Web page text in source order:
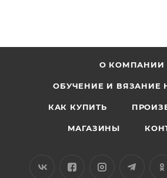
О КОМПАНИИ
ОБУЧЕНИЕ И ВЯЗАНИЕ
КАК КУПИТЬ
МАГАЗИНЫ